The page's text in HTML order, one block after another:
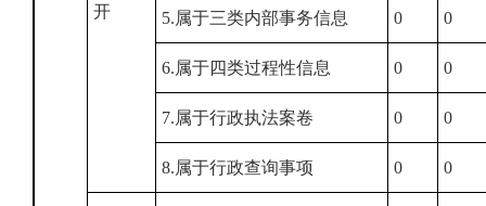
开 5.属于三类内部事务信息 0 0
6.属于四类过程性信息 0 0
7.属于行政执法案卷 0 0
8.属于行政查询事项 0 0